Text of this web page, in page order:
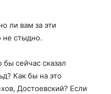
ли вам за эти
не стыдно.
сейчас сказал
Как бы на это
Достоевский? Если